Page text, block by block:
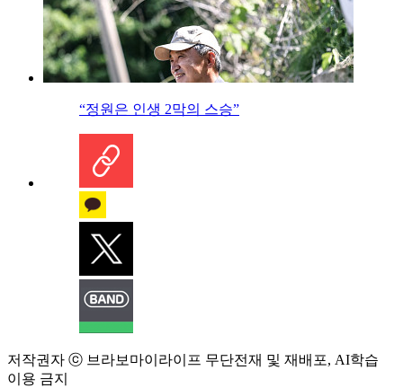
“정원은 인생 2막의 스승”
저작권자 ⓒ 브라보마이라이프 무단전재 및 재배포, AI학습
이용 금지